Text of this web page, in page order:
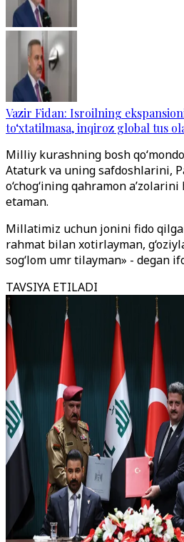
Vazir Fidan: Isroilning
to‘xtatilmasa, inqiroz global tus
Milliy kurashning bosh
Ataturk va uning safdoshlarini,
o‘chog‘ining qahramon
etaman.
Millatimiz uchun jonini fido
rahmat bilan xotirlayman,
sog‘lom umr tilayman» - degan
TAVSIYA ETILADI